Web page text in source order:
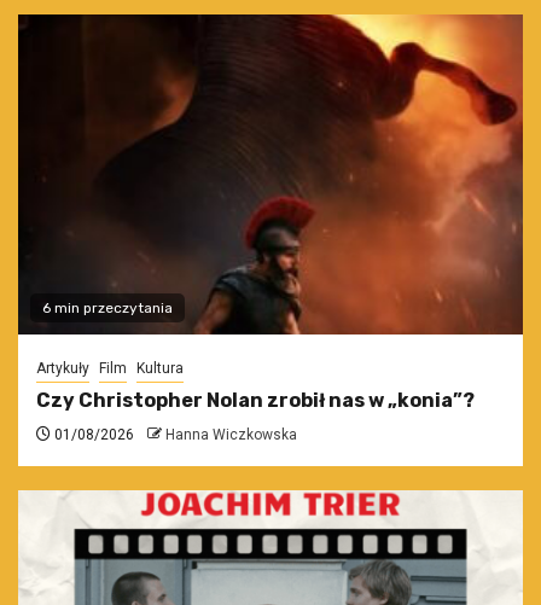
6 min przeczytania
Artykuły Film Kultura
Czy Christopher Nolan zrobił nas w „konia”?
01/08/2026 Hanna Wiczkowska